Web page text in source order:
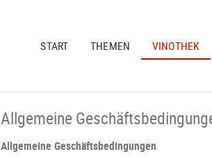
START THEMEN VINOTHEK
Allgemeine
Allgemeine Geschäftsbedingungen